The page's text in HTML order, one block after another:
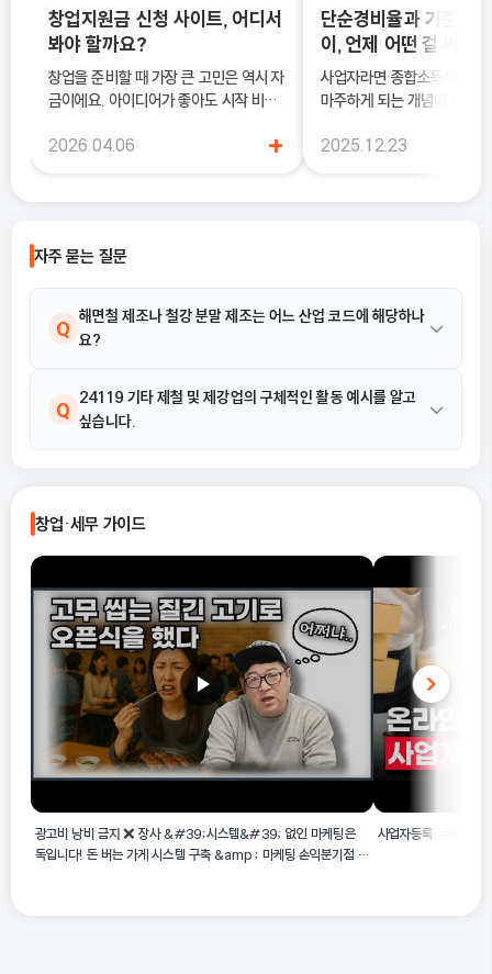
창업지원금 신청 사이트, 어디서
봐야 할까요?
창업을 준비할 때 가장 큰 고민은 역시 자
금이에요. 아이디어가 좋아도 시작 비용
이럴 때 도움이 되는 것이 바로 창업지원
2026.04.06 +
단순경비율과 기준경
이, 언제 어떤 걸 써야
사업자라면 종합소득세 신고
마주하게 되는 개념이 바로
에서는 이 두 가지의 차이를
으로 정리합니다.
2025.12.23
자주 묻는 질문
Q
해면철 제조나 철강 분말 제조는 어느 산업 코드에 해당하나
요?
A 해면철 제조 및 분말야금용 철강 분말 제조는 24119 기타 제철 및
제강업에 해당합니다. 이 코드는 순철 및 분말야금용 철강 분말 등을
Q
24119 기타 제철 및 제강업의 구체적인 활동 예시를 알고
싶습니다.
분말야금용 철강 분말 등을 제조하는 산업활동을 말합니다.
창업·세무 가이드
광고비 낭비 금지 ❌ 장사 &#39;시스템&#39; 없인 마케팅은
독입니다! 돈 버는 가게 시스템 구축 &amp; 마케팅 손익분기점 설
사업자등록, 쿠팡 가